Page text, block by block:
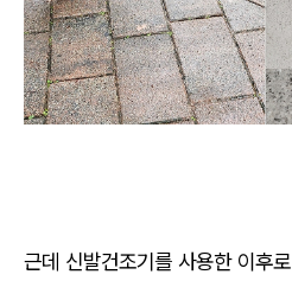
근데 신발건조기를 사용한 이후로